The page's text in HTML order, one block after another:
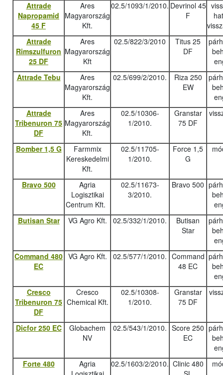
Attrade
Napropamid
45 F
Ares
Magyarország
Kft.
02.5/1093/1/2010. Devrinol 45
F
Attrade
Rimszulfuron
25 DF
Ares
Magyarország
Kft
02.5/822/3/2010
Titus 25
DF
Attrade Tebu
Ares
Magyarország
Kft.
02.5/699/2/2010.
Riza 250
EW
Attrade
Tribenuron 75
DF
Ares
Magyarország
Kft.
02.5/10306-
1/2010.
Granstar
75 DF
Bomber 1,5 G
Farmmix
Kereskedelmi
Kft.
02.5/11705-
1/2010.
Force 1,5
G
Bravo 500
Agria
Logisztikai
Centrum Kft.
02.5/11673-
3/2010.
Bravo 500
Butisan Star
VG Agro Kft. 02.5/332/1/2010.
Butisan
Star
Command 480
EC
VG Agro Kft. 02.5/577/1/2010. Command
48 EC
Cresco
Tribenuron 75
DF
Cresco
Chemical Kft.
02.5/10308-
1/2010.
Granstar
75 DF
Dicfor 250 EC
Globachem
NV
02.5/543/1/2010. Score 250
EC
Forte 480
Agria
02.5/1603/2/2010. Clinic 480